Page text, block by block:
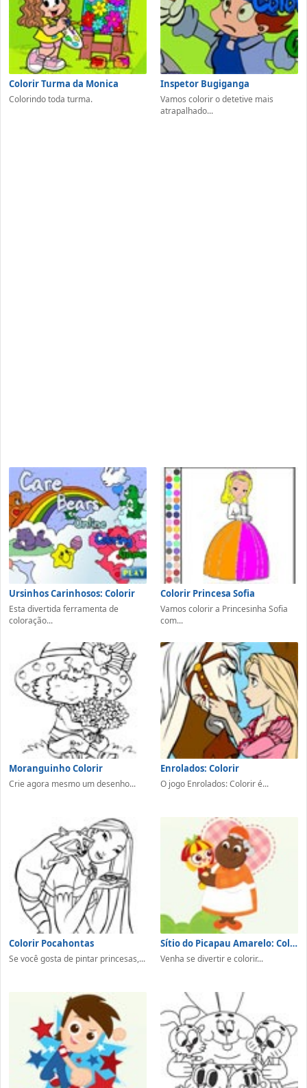
Colorir Turma da Monica
Colorindo toda turma.
Inspetor Bugiganga
Vamos colorir o detetive mais
atrapalhado...
Ursinhos Carinhosos: Colorir
Esta divertida ferramenta de
coloração...
Colorir Princesa Sofia
Vamos colorir a Princesinha Sofia
com...
Moranguinho Colorir
Crie agora mesmo um desenho...
Enrolados: Colorir
O jogo Enrolados: Colorir é...
Colorir Pocahontas
Se você gosta de pintar princesas,...
Sítio do Picapau Amarelo: Colorir Emília e Tia Nastácia
Venha se divertir e colorir...